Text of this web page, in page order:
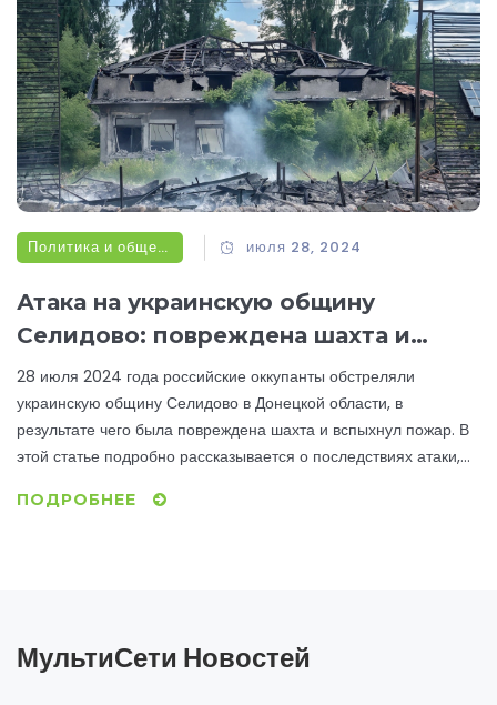
Политика и общество июля 28, 2024
Атака на украинскую общину
Селидово: повреждена шахта и
вспыхнул пожар
28 июля 2024 года российские оккупанты обстреляли
украинскую общину Селидово в Донецкой области, в
результате чего была повреждена шахта и вспыхнул пожар. В
этой статье подробно рассказывается о последствиях атаки,
военных.
ПОДРОБНЕЕ
МультиСети Новостей